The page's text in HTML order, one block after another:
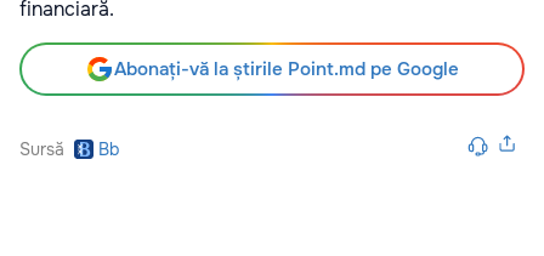
financiară.
Abonați-vă la știrile Point.md pe Google
Sursă Bb